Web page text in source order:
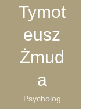
Tymot
eusz
Żmud
a
Psycholog